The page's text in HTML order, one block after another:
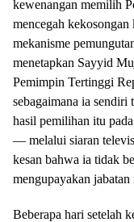
kewenangan memilih
mencegah
mekanisme
menetapkan Sayyid
Pemimpin Tertinggi
sebagaimana ia sendiri
hasil pemilihan itu
— melalui siaran
kesan bahwa ia tidak
mengupayakan
Beberapa hari setelah